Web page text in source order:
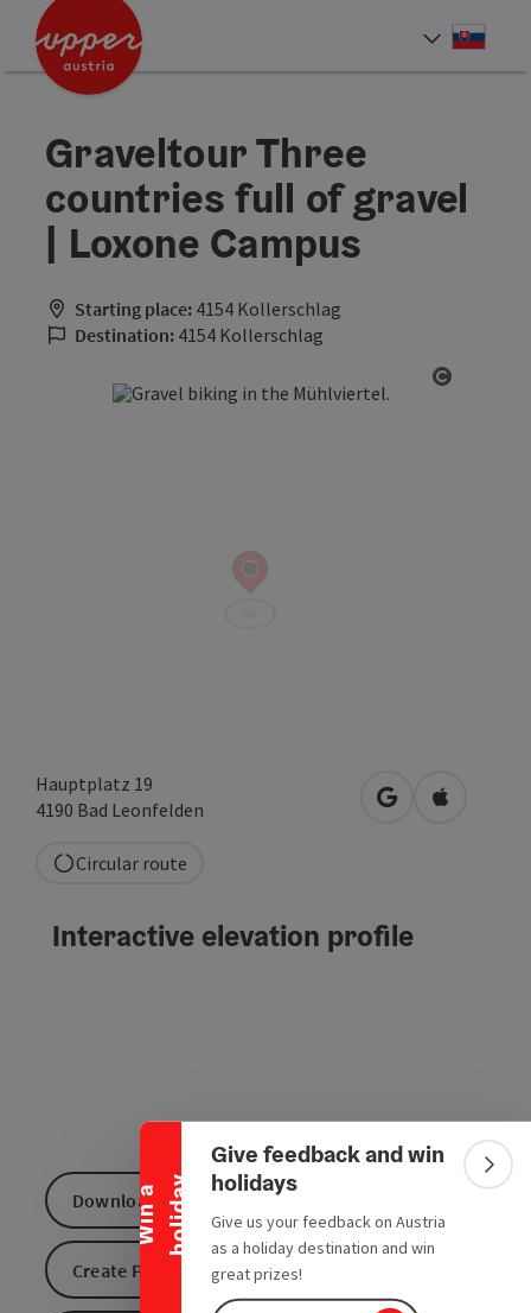
Accesskey
Accesskey
W
i
n
a
h
o
l
i
d
a y
Collapse banner
Give feedback and win
holidays
Give us your feedback on Austria
as a holiday destination and win
great prizes!
Graveltour Three
countries full of gravel
| Loxone Campus
Starting place: 4154 Kollerschlag
Destination: 4154 Kollerschlag
Hauptplatz 19
4190 Bad Leonfelden open in Google
Open in
Circular route
Interactive elevation profile
Download GPS data
Create PDF